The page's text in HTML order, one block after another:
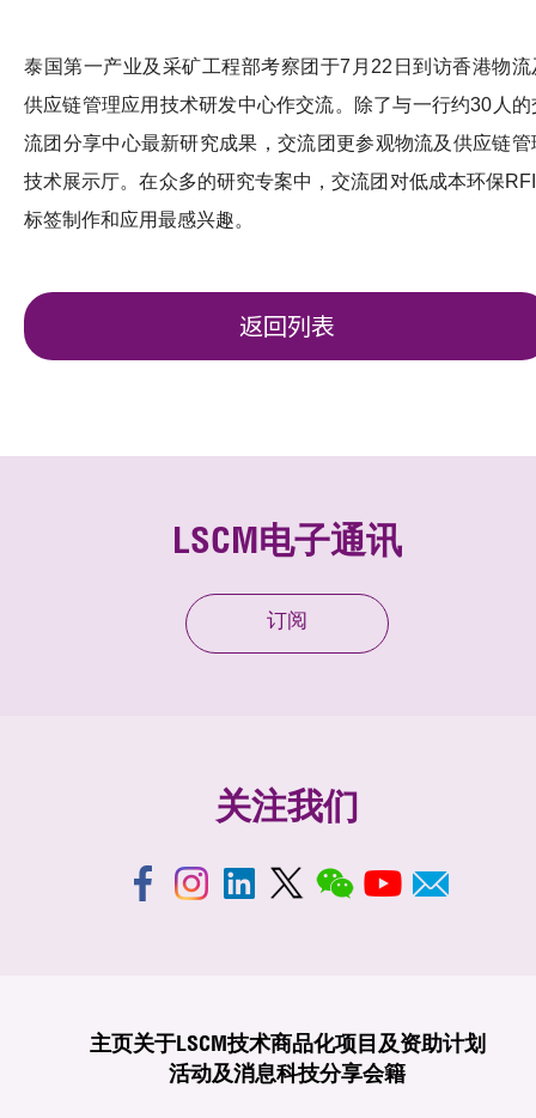
泰国第一产业及采矿工程部考察团于7月22日到访香港物流
供应链管理应用技术研发中心作交流。除了与一行约30人的
流团分享中心最新研究成果，交流团更参观物流及供应链管
技术展示厅。在众多的研究专案中，交流团对低成本环保
标签制作和应用最感兴趣。
返回列表
LSCM电子通讯
订阅
关注我们
主页关于LSCM技术商品化项目及资助计划
活动及消息科技分享会籍